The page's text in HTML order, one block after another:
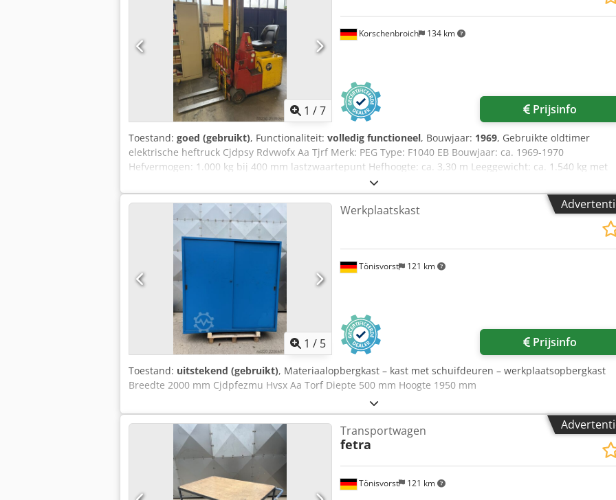
1 /7
Korschenbroich 134 km
Prijsinfo
Toestand: goed (gebruikt), Functionaliteit: volledig functioneel, Bouwjaar: 1969, Gebruikte oldtimer
elektrische heftruck Cjdpsy Rdvwofx Aa Tjrf Merk: PEG Type: F1040 EB Bouwjaar: ca. 1969-1970
Hefvermogen: 1.000 kg bij 400 mm lastzwaartepunt Hefhoogte: ca. 3,30 m Leeggewicht: ca. 1.540 kg met
1 / 5
Tönisvorst 121 km
Werkplaatskast
Prijsinfo
Toestand: uitstekend (gebruikt), Materiaalopbergkast – kast met schuifdeuren – werkplaatsopbergkast
Breedte 2000 mm Cjdpfezmu Hvsx Aa Torf Diepte 500 mm Hoogte 1950 mm
Tönisvorst 121 km
Transportwagen
fetra